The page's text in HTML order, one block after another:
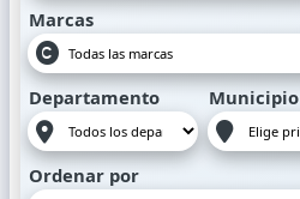
Marcas
Departamento Municipio
Ordenar por